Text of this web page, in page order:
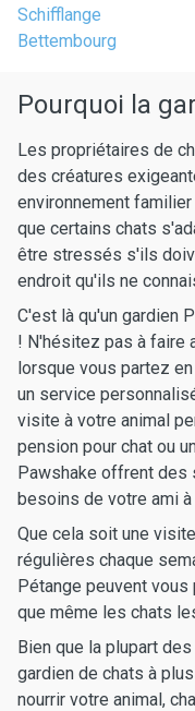
Schifflange
Bettembourg
Pourquoi la
Les propriétaires de
des créatures
environnement
que certains chats
être stressés s'ils
endroit qu'ils ne
C'est là qu'un gardien
! N'hésitez pas à faire
lorsque vous partez
un service
visite à votre animal
pension pour chat ou
Pawshake offrent des
besoins de votre ami
Que cela soit une
régulières chaque
Pétange peuvent
que même les chats
Bien que la plupart
gardien de chats à
nourrir votre animal,